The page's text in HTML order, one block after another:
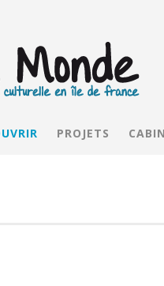
PROJETS